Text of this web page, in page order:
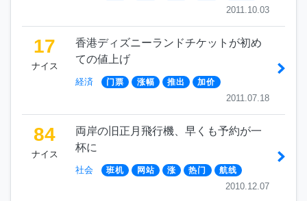
2011.10.03
17
ナイス
香港ディズニーランドチケットが初め
ての値上げ
経済 门票 涨幅 推出 加价
2011.07.18
84
ナイス
両岸の旧正月飛行機、早くも予約が一
杯に
社会 班机 网站 涨 热门 航线
2010.12.07